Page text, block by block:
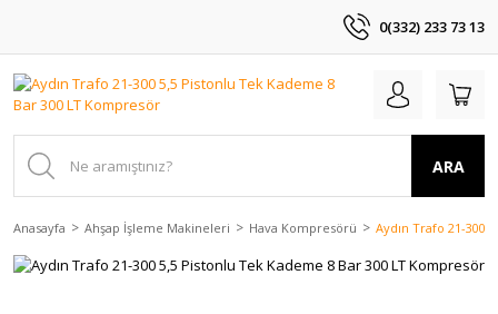
0(332) 233 73 13
ARA
Anasayfa Ahşap İşleme Makineleri Hava Kompresörü Aydın Trafo 21-300